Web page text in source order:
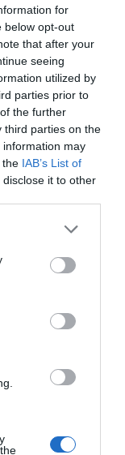
for
below opt-out
that after your
seeing
utilized by
parties prior to
the further
third parties on the
information may
the IAB’s List of
it to other
de 30)
cette voie
©2016 Google
tunisie